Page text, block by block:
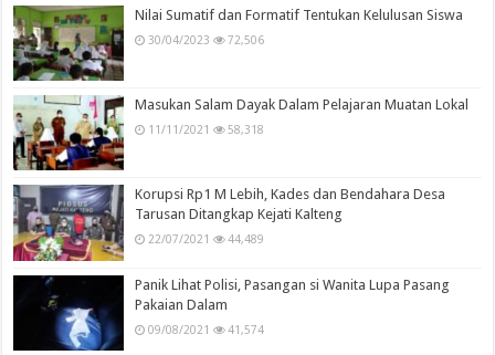
Nilai Sumatif dan Formatif Tentukan Kelulusan Siswa
30/04/2023 72,506
Masukan Salam Dayak Dalam Pelajaran Muatan Lokal
11/11/2021 58,318
Korupsi Rp1 M Lebih, Kades dan Bendahara Desa
Tarusan Ditangkap Kejati Kalteng
22/07/2021 44,489
Panik Lihat Polisi, Pasangan si Wanita Lupa Pasang
Pakaian Dalam
09/08/2021 41,574